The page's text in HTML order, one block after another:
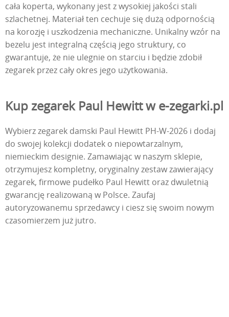
cała koperta, wykonany jest z wysokiej jakości stali
szlachetnej. Materiał ten cechuje się dużą odpornością
na korozję i uszkodzenia mechaniczne. Unikalny wzór na
bezelu jest integralną częścią jego struktury, co
gwarantuje, że nie ulegnie on starciu i będzie zdobił
zegarek przez cały okres jego użytkowania.
Kup zegarek Paul Hewitt w e-zegarki.pl
Wybierz zegarek damski Paul Hewitt PH-W-2026 i dodaj
do swojej kolekcji dodatek o niepowtarzalnym,
niemieckim designie. Zamawiając w naszym sklepie,
otrzymujesz kompletny, oryginalny zestaw zawierający
zegarek, firmowe pudełko Paul Hewitt oraz dwuletnią
gwarancję realizowaną w Polsce. Zaufaj
autoryzowanemu sprzedawcy i ciesz się swoim nowym
czasomierzem już jutro.